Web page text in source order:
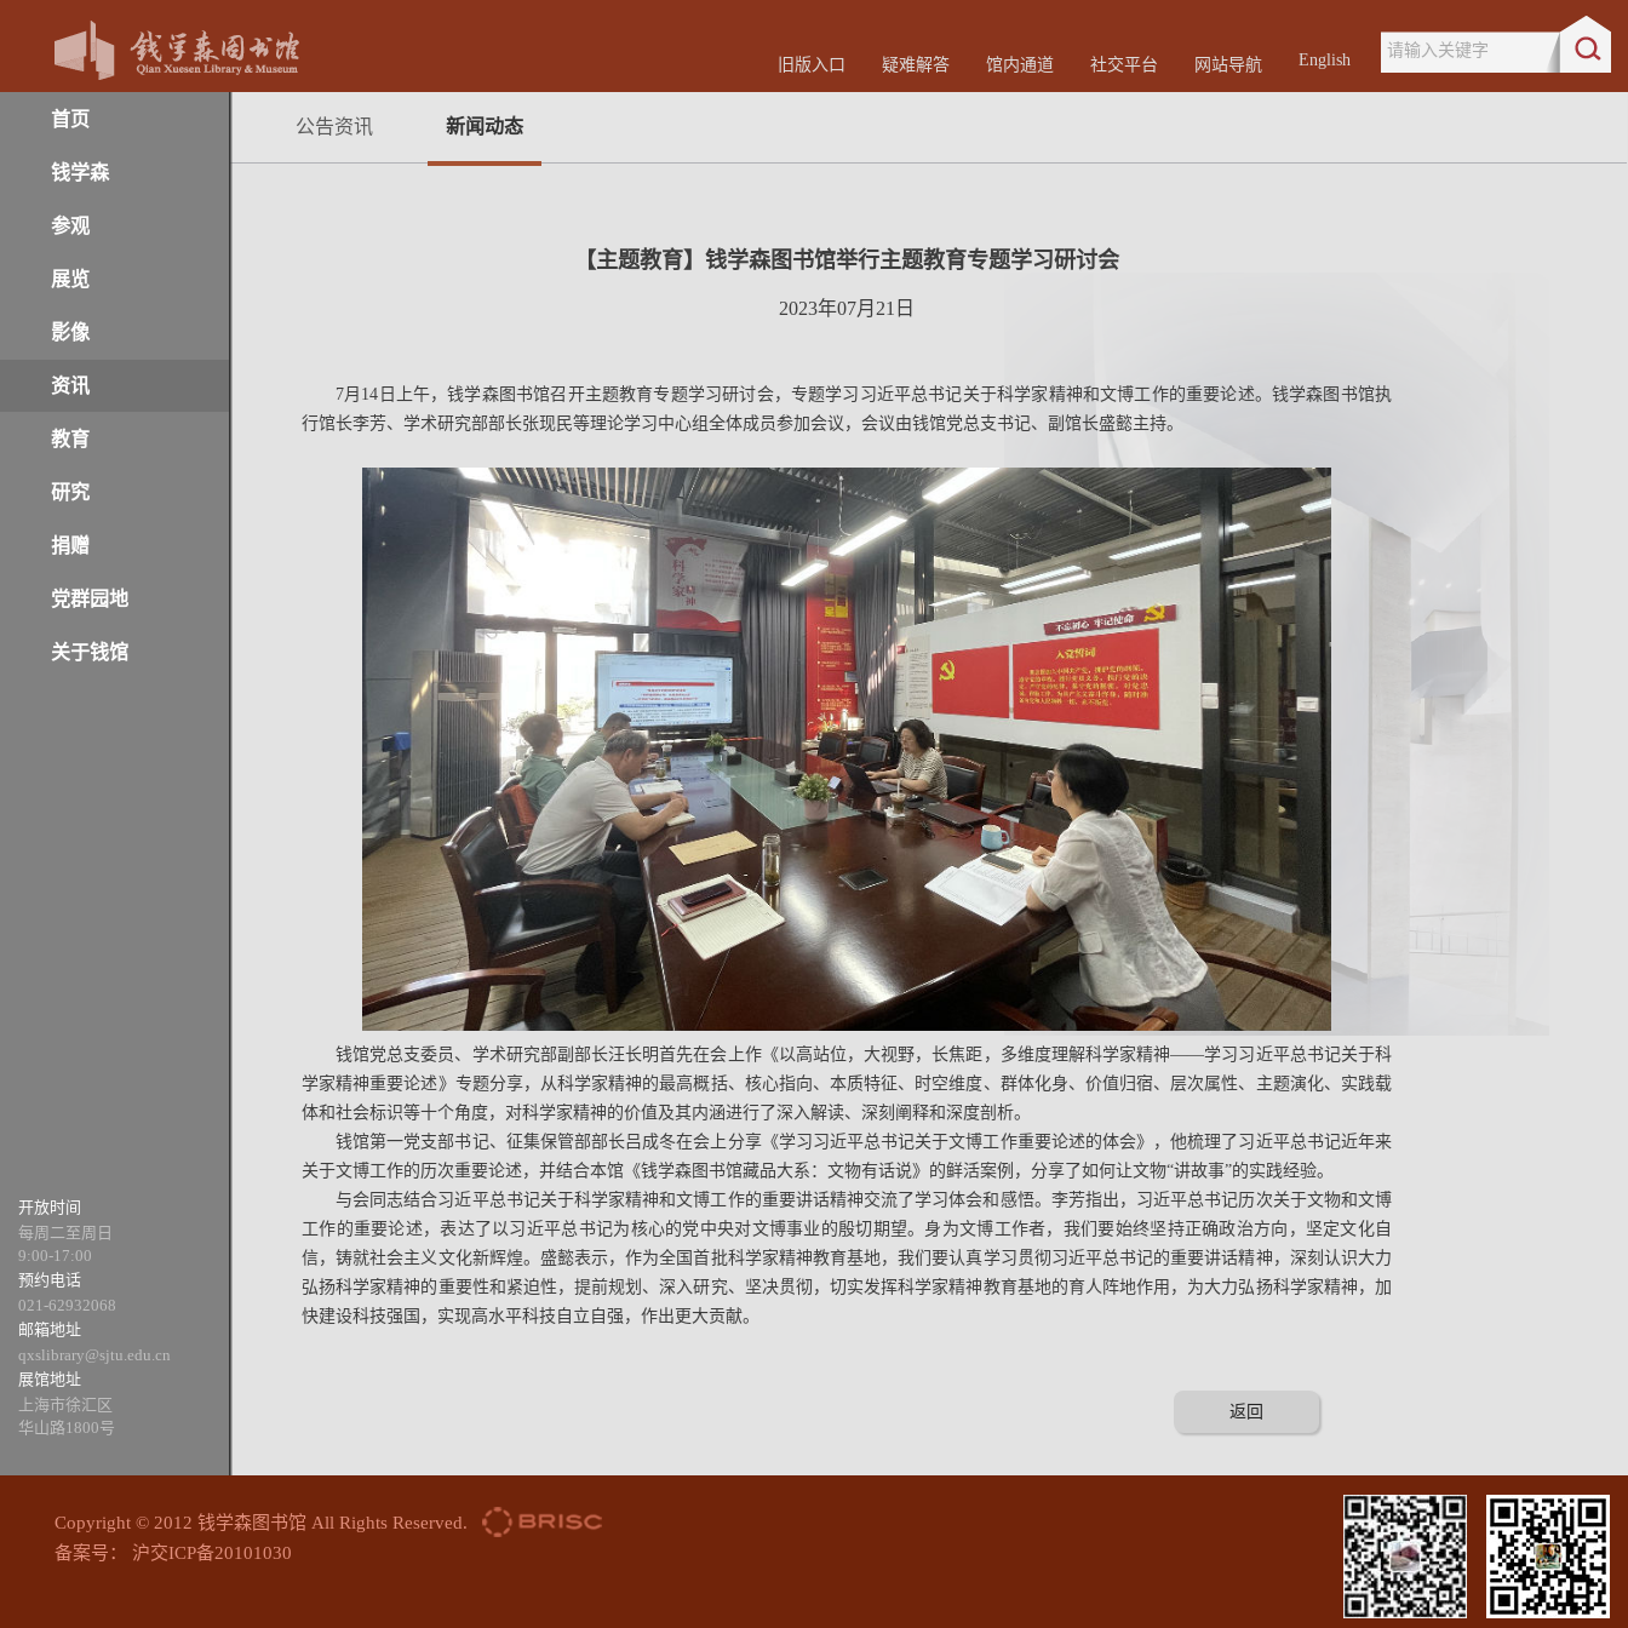
旧版入口 疑难解答 馆内通道 社交平台 网站导航 English
请输入关键字
首页
钱学森
参观
展览
影像
资讯
教育
研究
捐赠
党群园地
关于钱馆
开放时间
每周二至周日
9:00-17:00
预约电话
021-62932068
邮箱地址
qxslibrary@sjtu.edu.cn
展馆地址
上海市徐汇区
华山路1800号
公告资讯 新闻动态
【主题教育】钱学森图书馆举行主题教育专题学习研讨会
2023年07月21日
7月14日上午，钱学森图书馆召开主题教育专题学习研讨会，专题学习习近平总书记关于科学家精神和文博工作的重要论述。钱学森图书馆执
行馆长李芳、学术研究部部长张现民等理论学习中心组全体成员参加会议，会议由钱馆党总支书记、副馆长盛懿主持。
钱馆党总支委员、学术研究部副部长汪长明首先在会上作《以高站位，大视野，长焦距，多维度理解科学家精神——学习习近平总书记关于科
学家精神重要论述》专题分享，从科学家精神的最高概括、核心指向、本质特征、时空维度、群体化身、价值归宿、层次属性、主题演化、实践载
体和社会标识等十个角度，对科学家精神的价值及其内涵进行了深入解读、深刻阐释和深度剖析。
钱馆第一党支部书记、征集保管部部长吕成冬在会上分享《学习习近平总书记关于文博工作重要论述的体会》，他梳理了习近平总书记近年来
关于文博工作的历次重要论述，并结合本馆《钱学森图书馆藏品大系：文物有话说》的鲜活案例，分享了如何让文物“讲故事”的实践经验。
与会同志结合习近平总书记关于科学家精神和文博工作的重要讲话精神交流了学习体会和感悟。李芳指出，习近平总书记历次关于文物和文博
工作的重要论述，表达了以习近平总书记为核心的党中央对文博事业的殷切期望。身为文博工作者，我们要始终坚持正确政治方向，坚定文化自
信，铸就社会主义文化新辉煌。盛懿表示，作为全国首批科学家精神教育基地，我们要认真学习贯彻习近平总书记的重要讲话精神，深刻认识大力
弘扬科学家精神的重要性和紧迫性，提前规划、深入研究、坚决贯彻，切实发挥科学家精神教育基地的育人阵地作用，为大力弘扬科学家精神，加
快建设科技强国，实现高水平科技自立自强，作出更大贡献。
返回
Copyright © 2012 钱学森图书馆 All Rights Reserved.
备案号： 沪交ICP备20101030